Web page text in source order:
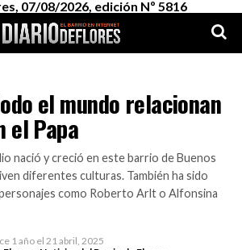
07/08/2026, edición Nº 5816
el mundo relacionan
el Papa
nació y creció en este barrio de Buenos
diferentes culturas. También ha sido
como Roberto Arlt o Alfonsina
1 año el 21 abril, 2025